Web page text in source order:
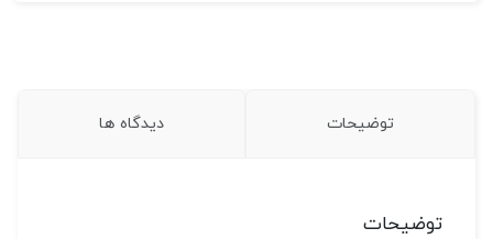
توضیحات دیدگاه ها
توضیحات